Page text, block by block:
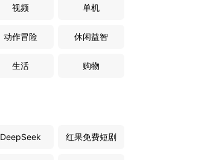
视频 单机
动作冒险 休闲益智
生活 购物
DeepSeek 红果免费短剧